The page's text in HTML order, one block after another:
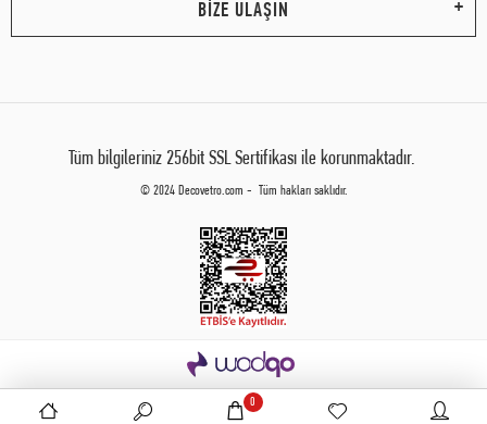
BİZE ULAŞIN
Tüm bilgileriniz 256bit SSL Sertifikası ile korunmaktadır.
© 2024 Decovetro.com - Tüm hakları saklıdır.
0